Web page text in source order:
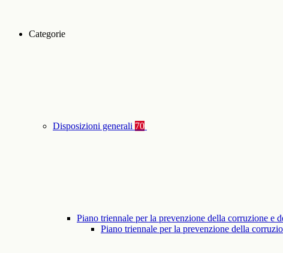
Categorie
Disposizioni generali 70
Piano triennale per la prevenzione della corruzione e
Piano triennale per la prevenzione della